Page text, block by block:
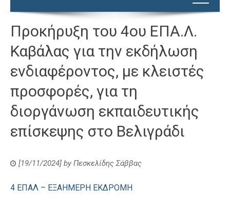
Προκήρυξη του 4ου ΕΠΑ.Λ.
Καβάλας για την εκδήλωση
ενδιαφέροντος, με κλειστές
προσφορές, για τη
διοργάνωση εκπαιδευτικής
επίσκεψης στο Βελιγράδι
[19/11/2024] by Πεσκελίδης Σάββας
4 ΕΠΑΛ – ΕΞΑΗΜΕΡΗ ΕΚΔΡΟΜΗ